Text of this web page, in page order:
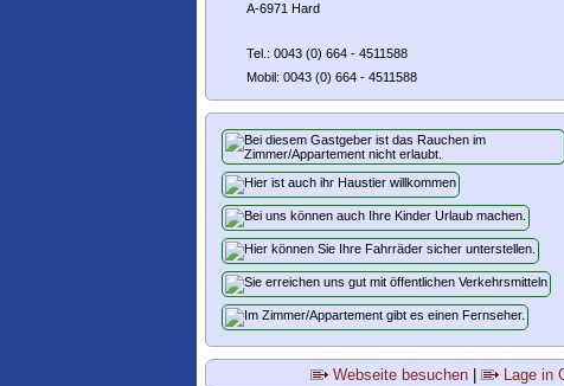
A-6971 Hard
Tel.: 0043 (0) 664 - 4511588
Mobil: 0043 (0) 664 - 4511588
Webseite besuchen| Lage in